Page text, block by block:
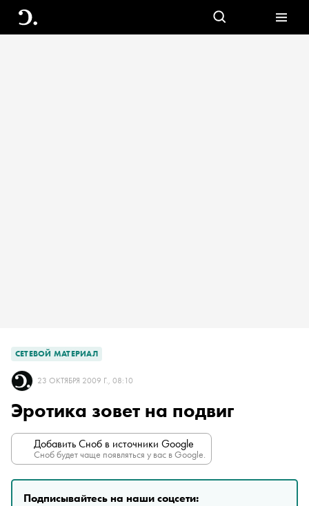
СЕТЕВОЙ МАТЕРИАЛ
23 ОКТЯБРЯ 2009 Г., 08:10
Эротика зовет на подвиг
Добавить Сноб в источники Google
Сноб будет чаще появляться у вас в Google.
Подписывайтесь на наши соцсети: